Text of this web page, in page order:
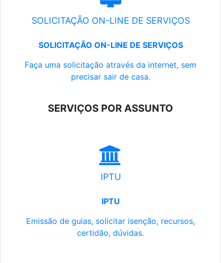
SOLICITAÇÃO ON-LINE DE SERVIÇOS
SOLICITAÇÃO ON-LINE DE SERVIÇOS
Faça uma solicitação através da internet, sem
precisar sair de casa.
SERVIÇOS POR ASSUNTO
IPTU
IPTU
Emissão de guias, solicitar isenção, recursos,
certidão, dúvidas.